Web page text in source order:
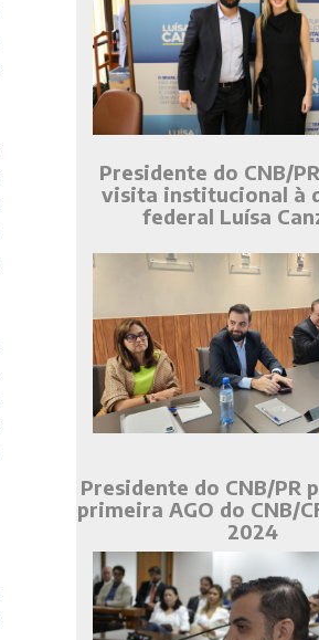
Presidente do CNB/
visita institucional à
federal Luísa
Presidente do CNB/PR
primeira AGO do CNB/
2024